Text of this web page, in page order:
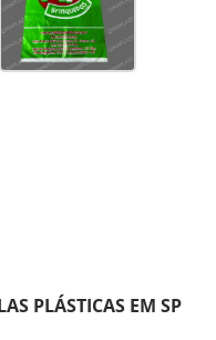
PLÁSTICAS EM SP